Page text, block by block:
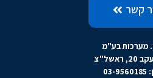
קשר
מערכות בע"מ
ראשל"צ